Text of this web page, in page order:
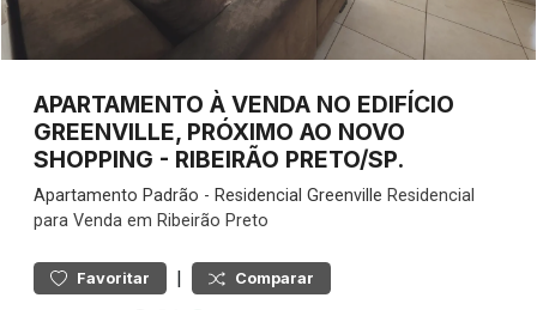
APARTAMENTO À VENDA NO EDIFÍCIO
GREENVILLE, PRÓXIMO AO NOVO
SHOPPING - RIBEIRÃO PRETO/SP.
Apartamento Padrão - Residencial Greenville Residencial
para Venda em Ribeirão Preto
Favoritar | Comparar